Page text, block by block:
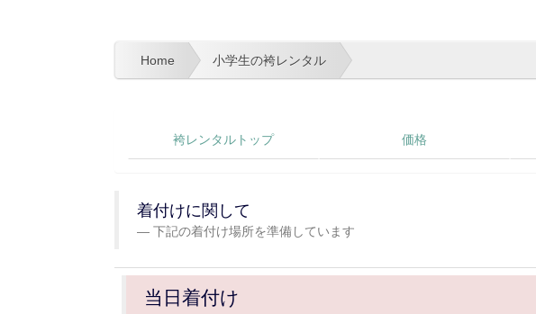
Home 小学生の袴レンタル
袴レンタルトップ 価格
着付けに関して
下記の着付け場所を準備しています
当日着付け